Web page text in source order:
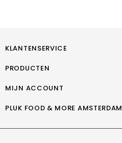
KLANTENSERVICE
PRODUCTEN
MIJN ACCOUNT
PLUK FOOD & MORE AMSTERDAM